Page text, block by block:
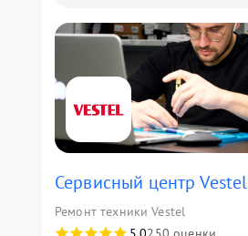
Сервисный центр Vestel
Ремонт техники Vestel